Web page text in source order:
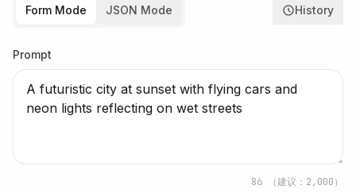
Form Mode JSON Mode History
Prompt
86 （建议：2,000）